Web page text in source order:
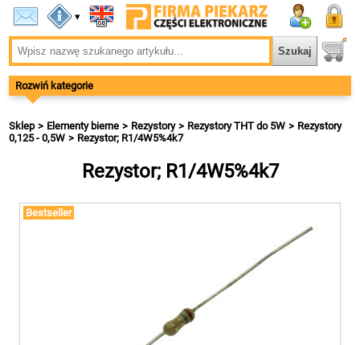
▾
Rozwiń kategorie
Sklep Elementy bierne Rezystory Rezystory THT do 5W
Rezystory
0,125 - 0,5W
Rezystor; R1/4W5%4k7
Rezystor; R1/4W5%4k7
Bestseller